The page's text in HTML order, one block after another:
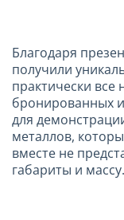
Благодаря
получили
практически
бронированных
для
металлов,
вместе не
габариты и массу.